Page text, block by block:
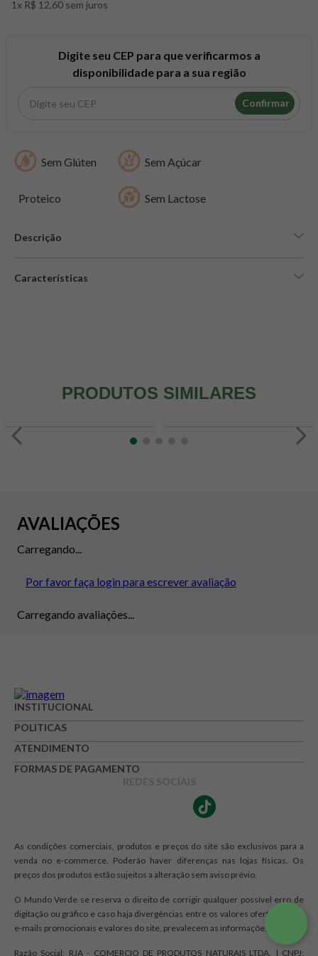
1x R$ 12,60 sem juros
Digite seu CEP para que verificarmos a
disponibilidade para a sua região
Confirmar
Sem Glúten Sem Açúcar
Proteico Sem Lactose
Descrição
Características
PRODUTOS SIMILARES
AVALIAÇÕES
Carregando...
Por favor faça login para escrever avaliação
Carregando avaliações...
INSTITUCIONAL
POLITICAS
ATENDIMENTO
FORMAS DE PAGAMENTO
REDES SOCIAIS
As condições comerciais, produtos e preços do site são exclusivos para a
venda no e-commerce. Poderão haver diferenças nas lojas físicas. Os
preços dos produtos estão sujeitos a alteração sem aviso prévio.
O Mundo Verde se reserva o direito de corrigir qualquer possível erro de
digitação ou gráfico e caso haja divergências entre os valores ofertados nos
e-mails promocionais e valores do site, prevalecem as informações do site.
Razão Social: RJA - COMERCIO DE PRODUTOS NATURAIS LTDA. | CNPJ:
8º maca peruana
creatina mundo verde